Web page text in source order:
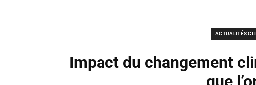
ACTUALITÉS
Impact du changement
que